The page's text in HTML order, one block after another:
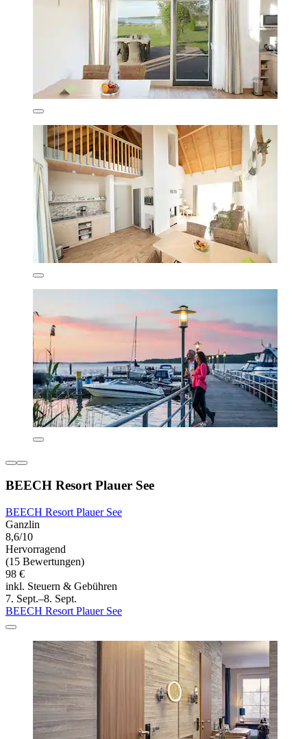
BEECH Resort Plauer See
BEECH Resort Plauer See
Ganzlin
8,6/10
Hervorragend
(15 Bewertungen)
98 €
inkl. Steuern & Gebühren
7. Sept.–8. Sept.
BEECH Resort Plauer See